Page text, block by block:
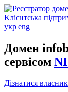
Клієнтська
укр eng
Домен
сервісом
Дізнатися